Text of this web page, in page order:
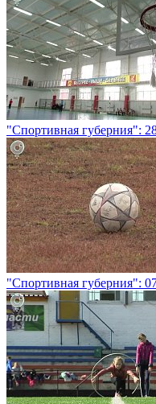
"Спортивная губерния":
"Спортивная губерния":